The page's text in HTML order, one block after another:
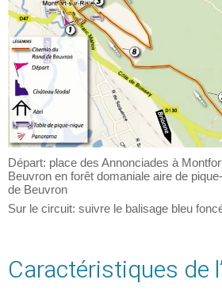
Départ: place des Annonciades à
Beuvron en forêt domaniale aire de
de Beuvron
Sur le circuit: suivre le balisage bleu
Caractéristiques de